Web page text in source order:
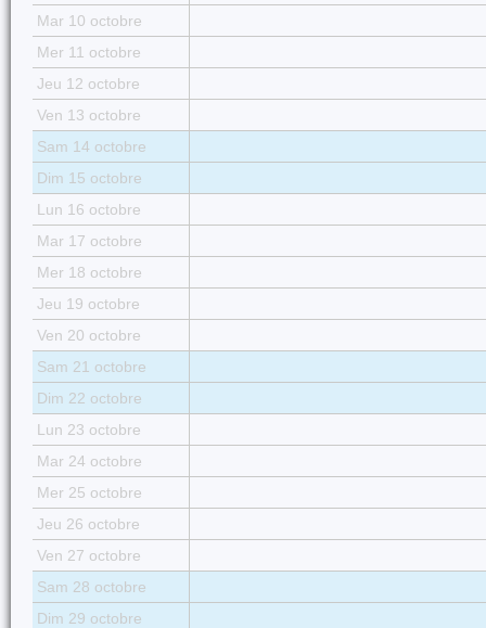
Mar 10 octobre
Mer 11 octobre
Jeu 12 octobre
Ven 13 octobre
Sam 14 octobre
Dim 15 octobre
Lun 16 octobre
Mar 17 octobre
Mer 18 octobre
Jeu 19 octobre
Ven 20 octobre
Sam 21 octobre
Dim 22 octobre
Lun 23 octobre
Mar 24 octobre
Mer 25 octobre
Jeu 26 octobre
Ven 27 octobre
Sam 28 octobre
Dim 29 octobre